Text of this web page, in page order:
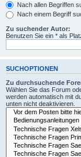
Nach allen Begriffen
Nach einem Begriff
Zu suchender Autor:
Benutzen Sie ein * als
SUCHOPTIONEN
Zu durchsuchende
Wählen Sie das Forum
werden automatisch mit
unten nicht deaktivieren.